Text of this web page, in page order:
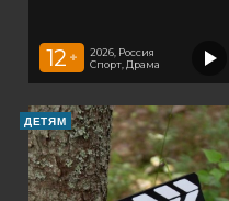
12 +
2026, Россия
Спорт, Драма
ДЕТЯМ